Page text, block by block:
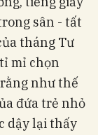
sân - tất
tháng Tư
mỉ chọn
như thế
đứa trẻ nhỏ
dậy lại thấy